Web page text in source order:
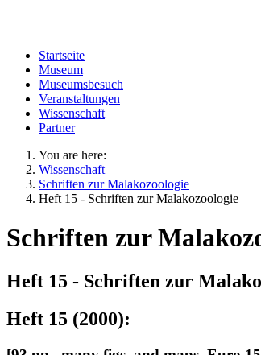
Startseite
Museum
Museumsbesuch
Veranstaltungen
Wissenschaft
Partner
You are here:
Wissenschaft
Schriften zur Malakozoologie
Heft 15 - Schriften zur Malakozoologie
Schriften zur
Heft 15 - Schriften zur
Heft 15 (2000):